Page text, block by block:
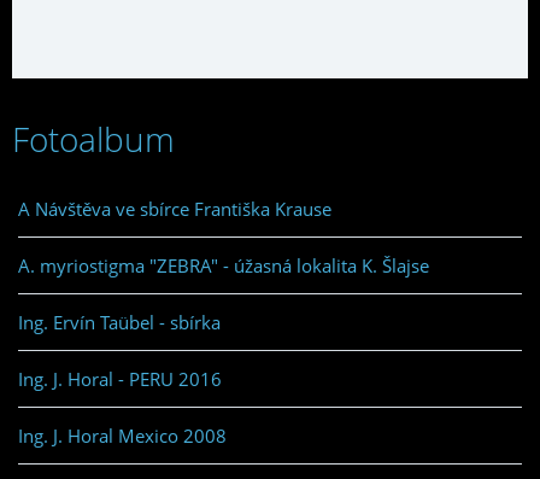
Fotoalbum
A Návštěva ve sbírce Františka Krause
A. myriostigma "ZEBRA" - úžasná lokalita K. Šlajse
Ing. Ervín Taübel - sbírka
Ing. J. Horal - PERU 2016
Ing. J. Horal Mexico 2008